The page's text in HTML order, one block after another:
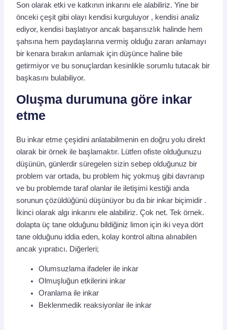
Son olarak etki ve katkının inkarını ele alabiliriz. Yine bir
önceki çeşit gibi olayı kendisi kurguluyor , kendisi analiz
ediyor, kendisi başlatıyor ancak başarısızlık halinde hem
şahsına hem paydaşlarına vermiş olduğu zararı anlamayı
bir kenara bırakın anlamak için düşünce haline bile
getirmiyor ve bu sonuçlardan kesinlikle sorumlu tutacak bir
başkasını bulabiliyor.
Oluşma durumuna göre inkar
etme
Bu inkar etme çeşidini anlatabilmenin en doğru yolu direkt
olarak bir örnek ile başlamaktır. Lütfen ofiste olduğunuzu
düşünün, günlerdir süregelen sizin sebep olduğunuz bir
problem var ortada, bu problem hiç yokmuş gibi davranıp
ve bu problemde taraf olanlar ile iletişimi kestiği anda
sorunun çözüldüğünü düşünüyor bu da bir inkar biçimidir .
İkinci olarak algı inkarını ele alabiliriz. Çok net. Tek örnek.
dolapta üç tane olduğunu bildiğiniz limon için iki veya dört
tane olduğunu iddia eden, kolay kontrol altına alınabilen
ancak yıpratıcı. Diğerleri;
Olumsuzlama ifadeler ile inkar
Olmuşluğun etkilerini inkar
Oranlama ile inkar
Beklenmedik reaksiyonlar ile inkar